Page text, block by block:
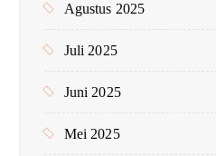
Agustus 2025
Juli 2025
Juni 2025
Mei 2025